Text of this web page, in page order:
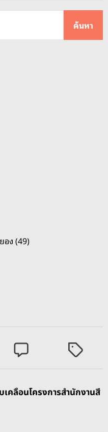
อง (49)
C
o
m
m
e
T
g
g
e
คลื่อนโครงการสำนักงานสี